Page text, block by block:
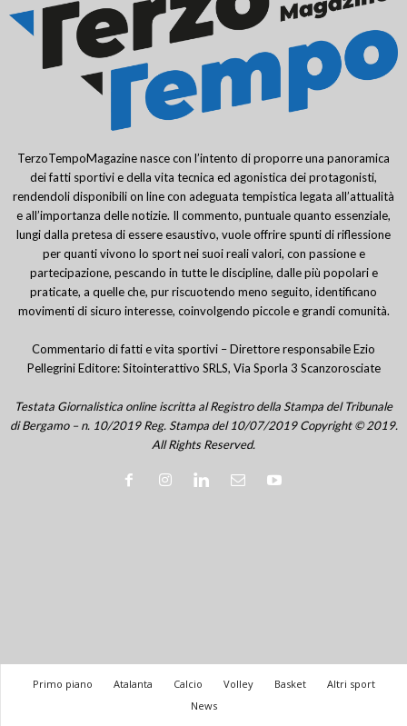
TerzoTempoMagazine nasce con l’intento di proporre una panoramica
dei fatti sportivi e della vita tecnica ed agonistica dei protagonisti,
rendendoli disponibili on line con adeguata tempistica legata all’attualità
e all’importanza delle notizie. Il commento, puntuale quanto essenziale,
lungi dalla pretesa di essere esaustivo, vuole offrire spunti di riflessione
per quanti vivono lo sport nei suoi reali valori, con passione e
partecipazione, pescando in tutte le discipline, dalle più popolari e
praticate, a quelle che, pur riscuotendo meno seguito, identificano
movimenti di sicuro interesse, coinvolgendo piccole e grandi comunità.
Commentario di fatti e vita sportivi – Direttore responsabile Ezio
Pellegrini Editore: Sitointerattivo SRLS, Via Sporla 3 Scanzorosciate
Testata Giornalistica online iscritta al Registro della Stampa del Tribunale
di Bergamo – n. 10/2019 Reg. Stampa del 10/07/2019 Copyright © 2019.
All Rights Reserved.
Primo piano Atalanta Calcio Volley Basket
Altri sport
News